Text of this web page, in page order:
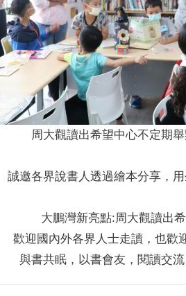
周大觀讀出希望中心不定期
誠邀各界說書人透過繪本分享，
大鵬灣新亮點:周大觀讀出
歡迎國內外各界人士走讀，也歡
與書共眠，以書會友，閱讀交